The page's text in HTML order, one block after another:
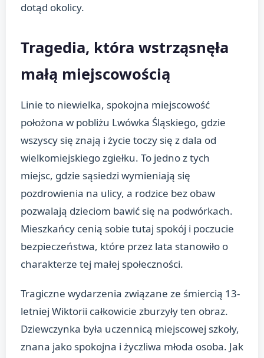
dotąd okolicy.
Tragedia, która wstrząsnęła
małą miejscowością
Linie to niewielka, spokojna miejscowość
położona w pobliżu Lwówka Śląskiego, gdzie
wszyscy się znają i życie toczy się z dala od
wielkomiejskiego zgiełku. To jedno z tych
miejsc, gdzie sąsiedzi wymieniają się
pozdrowienia na ulicy, a rodzice bez obaw
pozwalają dzieciom bawić się na podwórkach.
Mieszkańcy cenią sobie tutaj spokój i poczucie
bezpieczeństwa, które przez lata stanowiło o
charakterze tej małej społeczności.
Tragiczne wydarzenia związane ze śmiercią 13-
letniej Wiktorii całkowicie zburzyły ten obraz.
Dziewczynka była uczennicą miejscowej szkoły,
znana jako spokojna i życzliwa młoda osoba. Jak